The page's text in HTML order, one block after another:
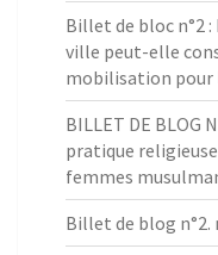
Billet de bloc n°2
ville peut-elle
mobilisation pour
BILLET DE BLOG
pratique
femmes
Billet de blog n°2.